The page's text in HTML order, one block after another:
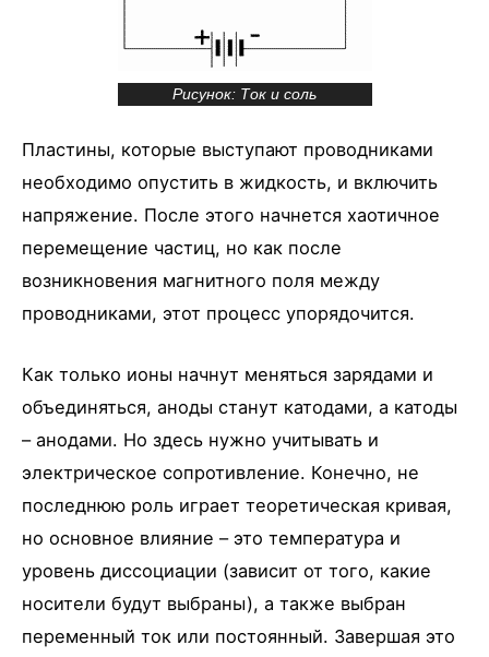
Рисунок: Ток и соль
Пластины, которые выступают проводниками
необходимо опустить в жидкость, и включить
напряжение. После этого начнется хаотичное
перемещение частиц, но как после
возникновения магнитного поля между
проводниками, этот процесс упорядочится.
Как только ионы начнут меняться зарядами и
объединяться, аноды станут катодами, а катоды
– анодами. Но здесь нужно учитывать и
электрическое сопротивление. Конечно, не
последнюю роль играет теоретическая кривая,
но основное влияние – это температура и
уровень диссоциации (зависит от того, какие
носители будут выбраны), а также выбран
переменный ток или постоянный. Завершая это